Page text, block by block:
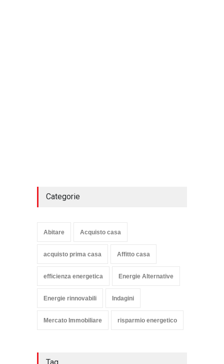
Categorie
Abitare Acquisto casa
acquisto prima casa Affitto casa
efficienza energetica Energie Alternative
Energie rinnovabili Indagini
Mercato Immobiliare risparmio energetico